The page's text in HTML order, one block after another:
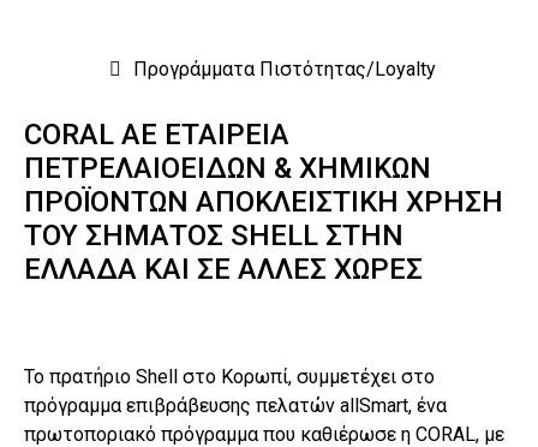
Προγράμματα Πιστότητας/Loyalty
CORAL ΑΕ ΕΤΑΙΡΕΙΑ
ΠΕΤΡΕΛΑΙΟΕΙΔΩΝ & ΧΗΜΙΚΩΝ
ΠΡΟΪΟΝΤΩΝ ΑΠΟΚΛΕΙΣΤΙΚΗ ΧΡΗΣΗ
ΤΟΥ ΣΗΜΑΤΟΣ SHELL ΣΤΗΝ
ΕΛΛΑΔΑ ΚΑΙ ΣΕ ΑΛΛΕΣ ΧΩΡΕΣ
Το πρατήριο Shell στο Κορωπί, συμμετέχει στο
πρόγραμμα επιβράβευσης πελατών allSmart, ένα
πρωτοποριακό πρόγραμμα που καθιέρωσε η CORAL, με